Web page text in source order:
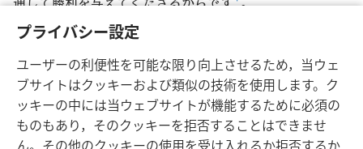
プライバシー設定
ユーザーの利便性を可能な限り向上させるため，当ウェ
ブサイトはクッキーおよび類似の技術を使用します。ク
ッキーの中には当ウェブサイトが機能するために必須の
ものもあり，そのクッキーを拒否することはできませ
ん。その他のクッキーの使用を受け入れるか拒否するか
58
それで，私の愛する兄弟たち，しっかり立って
動じることなく，主の活動をいつも活発に
い+。皆さんが知っているように，主のために働くことは
無駄 *ではないのです+。